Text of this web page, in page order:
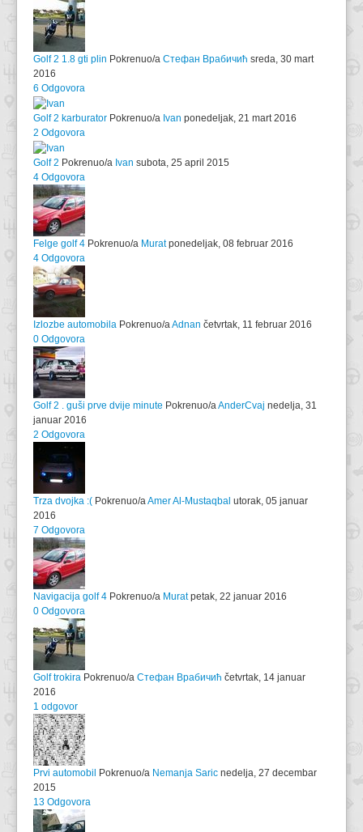
Golf 2 1.8 gti plin Pokrenuo/a Стефан Врабичић sreda, 30 mart
2016
6 Odgovora
Golf 2 karburator Pokrenuo/a Ivan ponedeljak, 21 mart 2016
2 Odgovora
Golf 2 Pokrenuo/a Ivan subota, 25 april 2015
4 Odgovora
Felge golf 4 Pokrenuo/a Muratponedeljak, 08 februar 2016
4 Odgovora
Izlozbe automobila Pokrenuo/aAdnan četvrtak, 11 februar 2016
0 Odgovora
Golf 2 . guši prve dvije minute Pokrenuo/aAnderCvaj nedelja, 31
januar 2016
2 Odgovora
Trza dvojka :( Pokrenuo/aAmer Al-Mustaqbal utorak, 05 januar
2016
7 Odgovora
Navigacija golf 4 Pokrenuo/a Muratpetak, 22 januar 2016
0 Odgovora
Golf trokira Pokrenuo/a Стефан Врабичић četvrtak, 14 januar
2016
1 odgovor
Prvi automobil Pokrenuo/a Nemanja Saric nedelja, 27 decembar
2015
13 Odgovora